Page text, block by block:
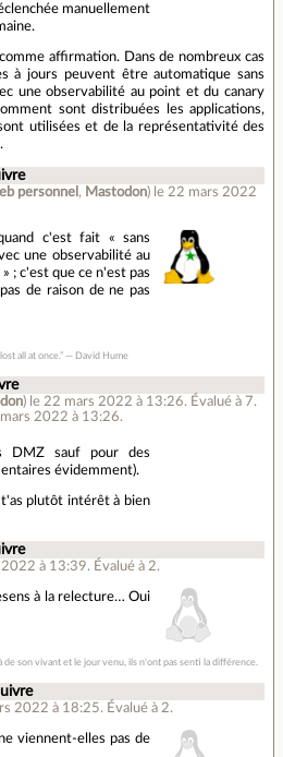
manuellement
affirmation. Dans de nombreux cas
à jours peuvent être automatique sans
une observabilité au point et du canary
sont distribuées les applications,
utilisées et de la représentativité des
personnel , Mastodon) le 22 mars 2022
c'est fait « sans
une observabilité au
; c'est que ce n'est pas
de raison de ne pas
all at once.” ― David Hume
) le 22 mars 2022 à 13:26. Évalué à 7.
2022 à 13:26.
DMZ sauf pour des
évidemment).
plutôt intérêt à bien
2022 à 13:39. Évalué à 2.
à la relecture… Oui
de son vivant et le jour venu, ils n'ont pas senti la différence.
2022 à 18:25. Évalué à 2.
viennent-elles pas de